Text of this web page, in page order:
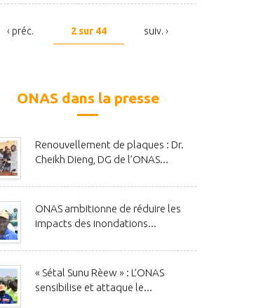
‹ préc. 2 sur 44 suiv. ›
ONAS dans la presse
Renouvellement de plaques : Dr.
Cheikh Dieng, DG de l’ONAS...
ONAS ambitionne de réduire les
impacts des inondations...
« Sétal Sunu Rèew » : L’ONAS
sensibilise et attaque le...